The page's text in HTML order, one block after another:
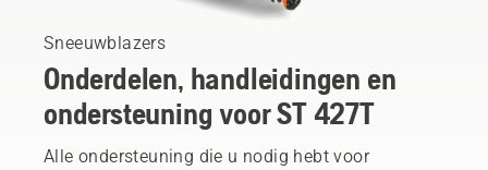
Sneeuwblazers
Onderdelen, handleidingen en
ondersteuning voor ST 427T
Alle ondersteuning die u nodig hebt voor